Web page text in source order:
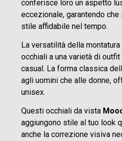
conferisce loro un aspetto
eccezionale, garantendo che
stile affidabile nel tempo.
La versatilità della
occhiali a una varietà di
casual. La forma classica
agli uomini che alle donne,
unisex.
Questi occhiali da vista
aggiungono stile al tuo look
anche la correzione visiva